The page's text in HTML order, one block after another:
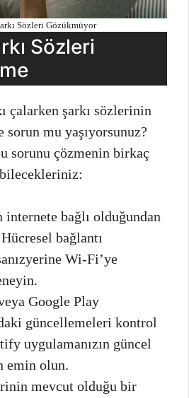
Sözleri Gözükmüyor
Sözleri
çalarken şarkı sözlerinin
sorun mu yaşıyorsunuz?
sorunu çözmenin birkaç
internete bağlı olduğundan
bağlantı
Wi-Fi’ye
Google Play
güncellemeleri kontrol
uygulamanızın güncel
emin olun.
mevcut olduğu bir